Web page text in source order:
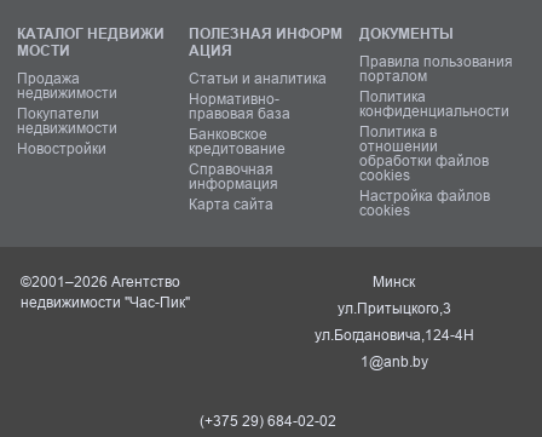
КАТАЛОГ НЕДВИЖИ
МОСТИ
Продажа
недвижимости
Покупатели
недвижимости
Новостройки
ПОЛЕЗНАЯ ИНФОРМ
АЦИЯ
Статьи и аналитика
Нормативно-
правовая база
Банковское
кредитование
Справочная
информация
Карта сайта
ДОКУМЕНТЫ
Правила пользования
порталом
Политика
конфиденциальности
Политика в
отношении
обработки файлов
cookies
Настройка файлов
cookies
©2001–2026 Агентство
недвижимости "Час-Пик"
Минск
ул.Притыцкого,3
ул.Богдановича,124-4Н
1@anb.by
(+375 29) 684-02-02